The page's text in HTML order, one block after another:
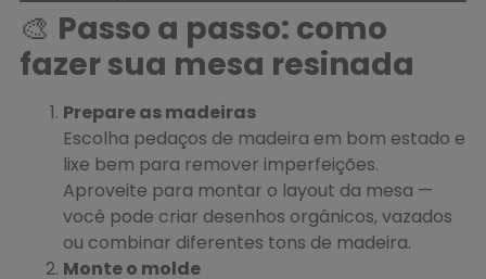
🎨 Passo a passo: como
fazer sua mesa resinada
Prepare as madeiras
Escolha pedaços de madeira em bom estado e
lixe bem para remover imperfeições.
Aproveite para montar o layout da mesa —
você pode criar desenhos orgânicos, vazados
ou combinar diferentes tons de madeira.
Monte o molde